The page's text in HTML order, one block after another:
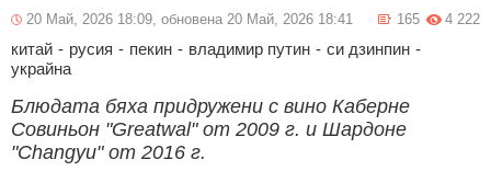
20 Май, 2026 18:09, обновена 20 Май, 2026 18:41 4 222
165
китай - русия - пекин - владимир путин - си дзинпин -
украйна
Блюдата бяха придружени с вино Каберне
Совиньон "Greatwal" от 2009 г. и Шардоне
"Changyu" от 2016 г.